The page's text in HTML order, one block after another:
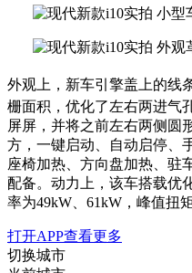
外观上，新车引擎盖上的线
栅面积，优化了左右两进气
屏屏，并将之前左右两侧圆
方，一键启动、自动启停、
座椅加热、方向盘加热、驻
配备。动力上，该车搭载优
率为49kW、61kW，峰值扭矩
打开APP查看更多
切换城市